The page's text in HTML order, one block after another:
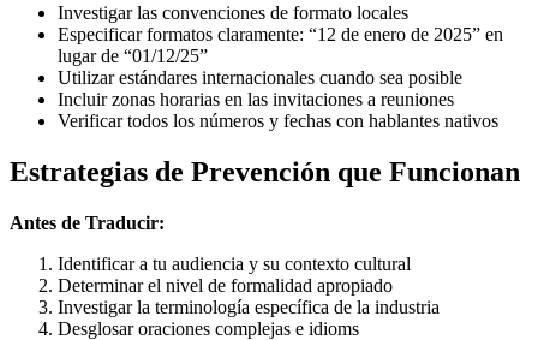
Investigar las convenciones de formato locales
Especificar formatos claramente: “12 de enero de 2025” en
lugar de “01/12/25”
Utilizar estándares internacionales cuando sea posible
Incluir zonas horarias en las invitaciones a reuniones
Verificar todos los números y fechas con hablantes nativos
Estrategias de Prevención que Funcionan
Antes de Traducir:
Identificar a tu audiencia y su contexto cultural
Determinar el nivel de formalidad apropiado
Investigar la terminología específica de la industria
Desglosar oraciones complejas e idioms